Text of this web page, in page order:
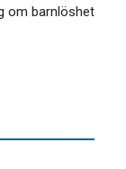
om barnlöshet